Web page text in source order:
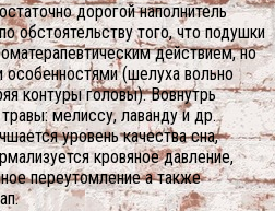
дорогой наполнитель
обстоятельству того, что подушки
действием, но
особенностями (шелуха вольно
контуры головы). Вовнутрь
мелиссу, лаванду и др.
уровень качества сна,
кровяное давление,
переутомление а также